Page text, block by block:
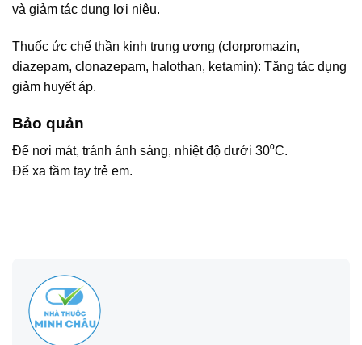
và giảm tác dụng lợi niệu.
Thuốc ức chế thần kinh trung ương (clorpromazin,
diazepam, clonazepam, halothan, ketamin): Tăng tác dụng
giảm huyết áp.
Bảo quản
Để nơi mát, tránh ánh sáng, nhiệt độ dưới 30⁰C.
Để xa tầm tay trẻ em.